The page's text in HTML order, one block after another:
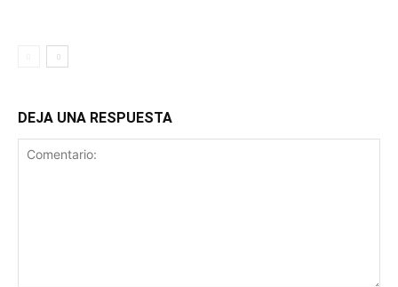
DEJA UNA RESPUESTA